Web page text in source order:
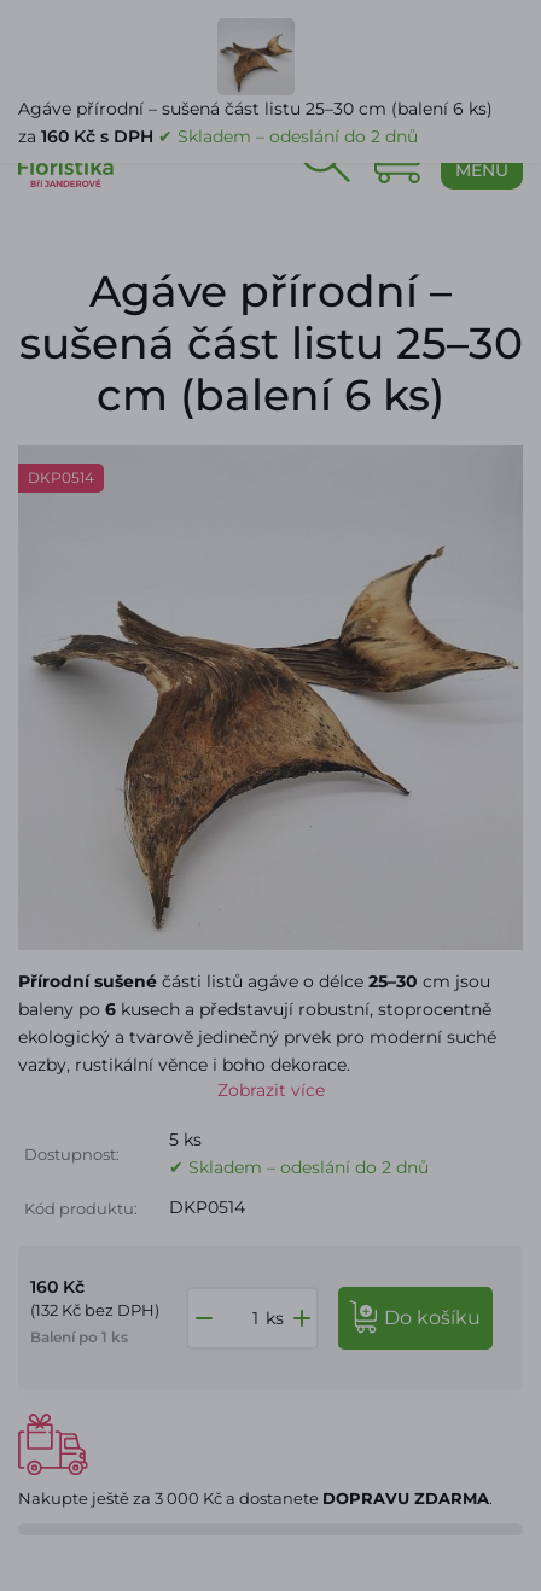
MENU
Agáve přírodní –
sušená část listu 25–30
cm (balení 6 ks)
DKP0514
Přírodní sušené části listů agáve o délce 25–30 cm jsou
baleny po 6 kusech a představují robustní, stoprocentně
ekologický a tvarově jedinečný prvek pro moderní suché
vazby, rustikální věnce i boho dekorace.
Zobrazit více
Dostupnost:
5 ks
✔ Skladem – odeslání do 2 dnů
Kód produktu: DKP0514
160 Kč
(132 Kč bez DPH)
Balení po 1 ks
ks do košíku
Nakupte ještě za 3 000 Kča dostanete DOPRAVU ZDARMA.
Agáve přírodní – sušená část listu 25–30 cm (balení 6 ks)
za 160 Kč s DPH ✔ Skladem – odeslání do 2 dnů